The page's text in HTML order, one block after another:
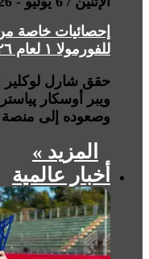
إحصائيات خاصة
للفورمولا ١ لعام ٢٠٢٦
حقق شارل لوكلير
وصعوده إلى منصة
المزيد »
أخبار عالمية